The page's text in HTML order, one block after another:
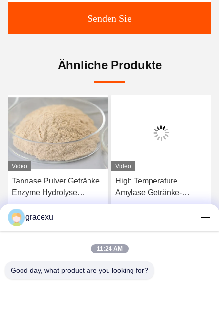
Senden Sie
Ähnliche Produkte
Video
Tannase Pulver Getränke
Enzyme Hydrolyse
Tannine Verbessern die
kalte Löslichkeit von Saft
Video
High Temperature
Amylase Getränke-
Enzym, das bei der
gracexu
11:24 AM
Good day, what product are you looking for?